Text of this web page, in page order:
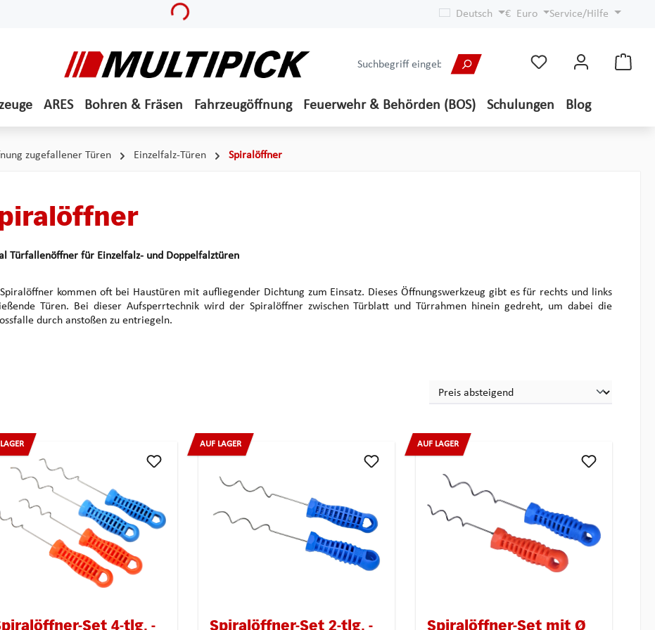
Loading... Deutsch € Euro Service/Hilfe
ARES Bohren & Fräsen Fahrzeugöffnung Feuerwehr & Behörden (BOS) Schulungen Blog
zugefallener Türen Einzelfalz-Türen Spiralöffner
Türfallenöffner für Einzelfalz- und Doppelfalztüren
kommen oft bei Haustüren mit aufliegender Dichtung zum Einsatz. Dieses Öffnungswerkzeug gibt es für rechts und links
Türen. Bei dieser Aufsperrtechnik wird der Spiralöffner zwischen Türblatt und Türrahmen hinein gedreht, um dabei die
durch anstoßen zu entriegeln.
Set 4-tlg. -
AUF LAGER
Spiralöffner-Set 2-tlg. -
AUF LAGER
Spiralöffner-Set mit Ø